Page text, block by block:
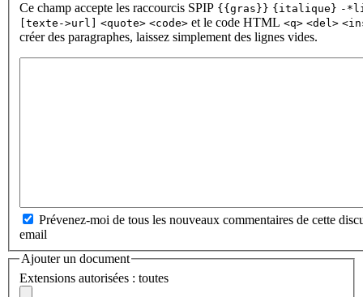
Ce champ accepte les raccourcis SPIP {{gras}} {italique} -
[texte->url]
<quote> <code> et le code HTML <q> <del>
créer des paragraphes, laissez simplement des lignes vides.
Prévenez-moi de tous les nouveaux commentaires de cette
email
Ajouter un document
Extensions autorisées : toutes